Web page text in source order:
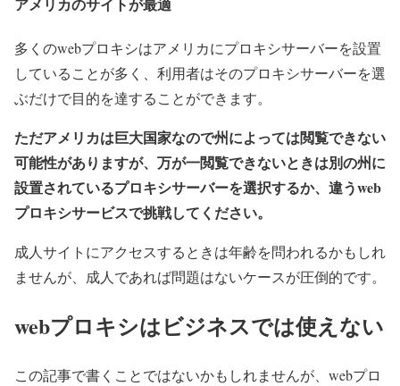
多くのwebプロキシはアメリカにプロキシサーバーを設置
していることが多く、利用者はそのプロキシサーバーを選
ぶだけで目的を達することができます。
ただアメリカは巨大国家なので州によっては閲覧できない
可能性がありますが、万が一閲覧できないときは別の州に
設置されているプロキシサーバーを選択するか、違うweb
プロキシサービスで挑戦してください。
成人サイトにアクセスするときは年齢を問われるかもしれ
ませんが、成人であれば問題はないケースが圧倒的です。
webプロキシはビジネスでは使えない
この記事で書くことではないかもしれませんが、webプロ